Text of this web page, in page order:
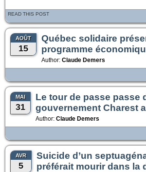
READ THIS POST
AOÛT
15
Québec solidaire
programme
Author: Claude Demers
MAI
31
Le tour de passe passe
gouvernement Charest
Author: Claude Demers
AVR
5
Suicide d’un
préférait mourir dans la